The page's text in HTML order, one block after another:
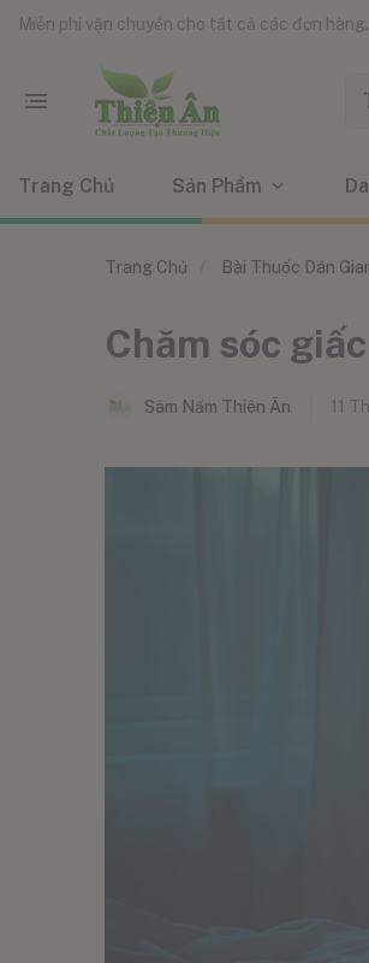
Miễn phí vận chuyển cho tất cả các đơn hàng.
Trang Chủ Sản Phẩm
Trang Chủ Bài Thuốc Dân
Chăm sóc
Sâm Nấm Thiên Ân 11